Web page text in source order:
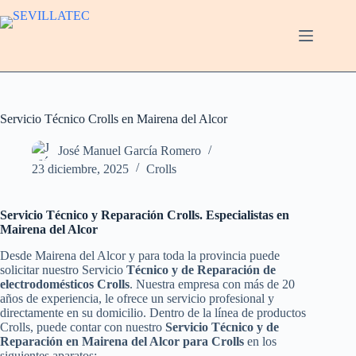
al
Servicio Técnico Crolls en Mairena del Alcor
José Manuel García Romero
23 diciembre, 2025
Crolls
Servicio Técnico y Reparación Crolls. Especialistas en
Mairena del Alcor
Desde Mairena del Alcor y para toda la provincia puede
solicitar nuestro Servicio Técnico y de Reparación de
electrodomésticos Crolls. Nuestra empresa con más de 20
años de experiencia, le ofrece un servicio profesional y
directamente en su domicilio. Dentro de la línea de productos
Crolls, puede contar con nuestro Servicio Técnico y de
Reparación en Mairena del Alcor para Crolls en los